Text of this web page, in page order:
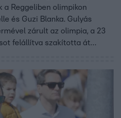
Reggeliben olimpikon
és Guzi Blanka. Gulyás
zárult az olimpia, a 23
felállítva szakította át
nála gyorsabban senki sem
így zárkózott fel a 13.
hatalmas élmény volt, hogy
Párizsban.